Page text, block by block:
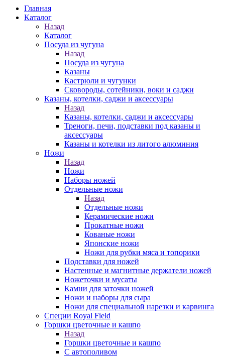
Главная
Каталог
Назад
Каталог
Посуда из чугуна
Назад
Посуда из чугуна
Казаны
Кастрюли и чугунки
Сковороды, сотейники, воки и саджи
Казаны, котелки, саджи и аксессуары
Назад
Казаны, котелки, саджи и аксессуары
Треноги, печи, подставки под казаны и
аксессуары
Казаны и котелки из литого алюминия
Ножи
Назад
Ножи
Наборы ножей
Отдельные ножи
Назад
Отдельные ножи
Керамические ножи
Прокатные ножи
Кованые ножи
Японские ножи
Ножи для рубки мяса и топорики
Подставки для ножей
Настенные и магнитные держатели ножей
Ножеточки и мусаты
Камни для заточки ножей
Ножи и наборы для сыра
Ножи для специальной нарезки и карвинга
Специи Royal Field
Горшки цветочные и кашпо
Назад
Горшки цветочные и кашпо
С автополивом